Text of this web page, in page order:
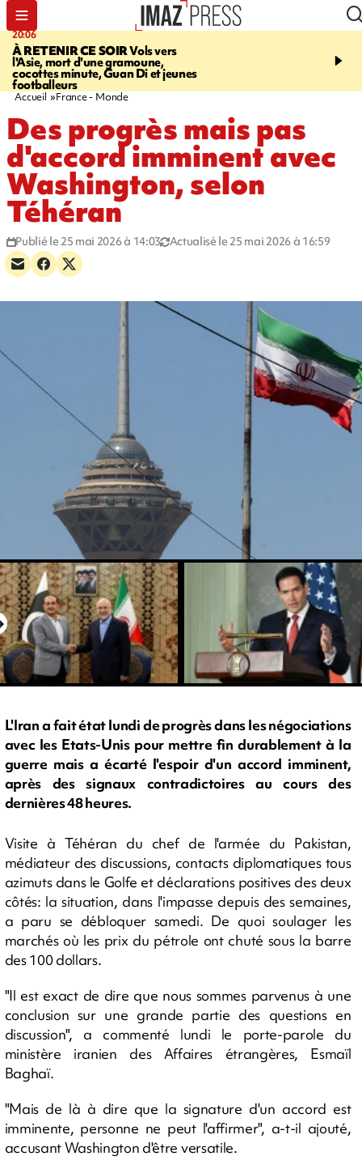
20:06
À RETENIR CE SOIRVols vers
l'Asie, mort d'une gramoune,
cocottes minute, Guan Di et jeunes
footballeurs
07:22
Squale condamné à
Accueil France - Monde
Des progrès mais pas
d'accord imminent avec
Washington, selon
Téhéran
Publié le 25 mai 2026 à 14:03 Actualisé le 25 mai 2026 à 16:59
L'Iran a fait état lundi de progrès dans les négociations
avec les Etats-Unis pour mettre fin durablement à la
guerre mais a écarté l'espoir d'un accord imminent,
après des signaux contradictoires au cours des
dernières 48 heures.
Visite à Téhéran du chef de l'armée du Pakistan,
médiateur des discussions, contacts diplomatiques tous
azimuts dans le Golfe et déclarations positives des deux
côtés: la situation, dans l'impasse depuis des semaines,
a paru se débloquer samedi. De quoi soulager les
marchés où les prix du pétrole ont chuté sous la barre
des 100 dollars.
"Il est exact de dire que nous sommes parvenus à une
conclusion sur une grande partie des questions en
discussion", a commenté lundi le porte-parole du
ministère iranien des Affaires étrangères, Esmaïl
Baghaï.
"Mais de là à dire que la signature d'un accord est
imminente, personne ne peut l'affirmer", a-t-il ajouté,
accusant Washington d'être versatile.